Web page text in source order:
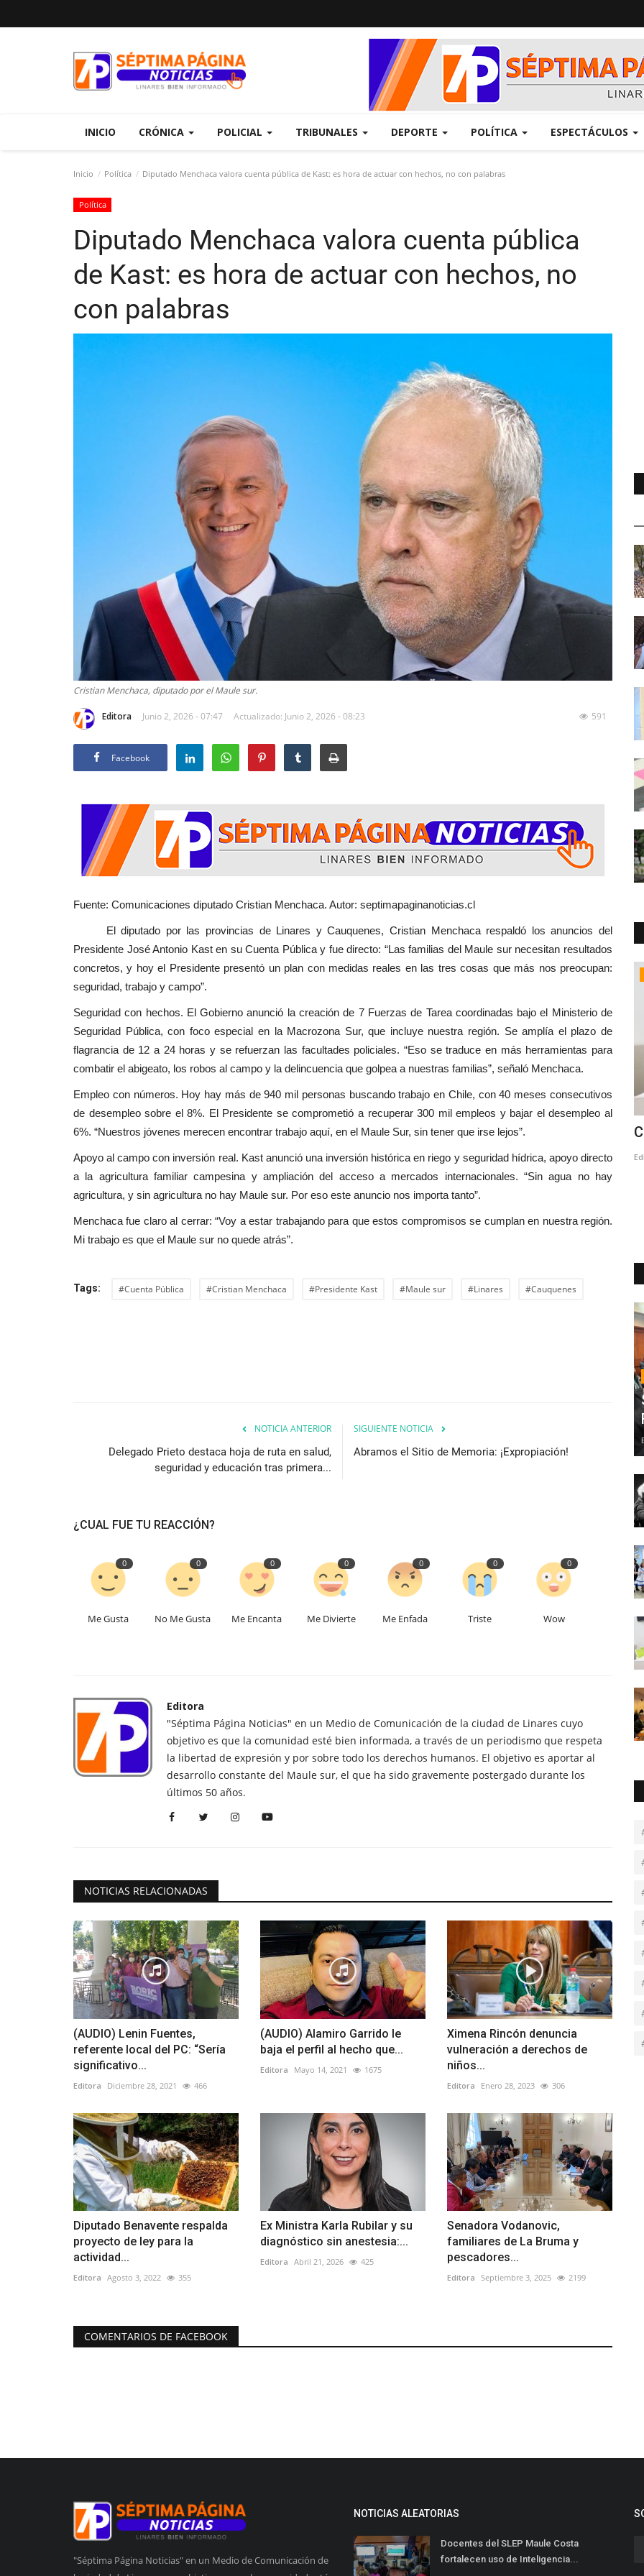
INICIO CRÓNICA POLICIAL TRIBUNALES DEPORTE POLÍTICA ESPECTÁCULOS
Inicio Política Diputado Menchaca valora cuenta pública de Kast: es hora de actuar con hechos, no con palabras
Política
Diputado Menchaca valora cuenta pública
de Kast: es hora de actuar con hechos, no
con palabras
Cristian Menchaca, diputado por el Maule sur.
Editora Junio 2, 2026 - 07:47 Actualizado: Junio 2, 2026 - 08:23 591
Facebook
Fuente: Comunicaciones diputado Cristian Menchaca. Autor: septimapaginanoticias.cl
El diputado por las provincias de Linares y Cauquenes, Cristian Menchaca respaldó los anuncios del
Presidente José Antonio Kast en su Cuenta Pública y fue directo: “Las familias del Maule sur necesitan resultados
concretos, y hoy el Presidente presentó un plan con medidas reales en las tres cosas que más nos preocupan:
seguridad, trabajo y campo”.
Seguridad con hechos. El Gobierno anunció la creación de 7 Fuerzas de Tarea coordinadas bajo el Ministerio de
Seguridad Pública, con foco especial en la Macrozona Sur, que incluye nuestra región. Se amplía el plazo de
flagrancia de 12 a 24 horas y se refuerzan las facultades policiales. “Eso se traduce en más herramientas para
combatir el abigeato, los robos al campo y la delincuencia que golpea a nuestras familias”, señaló Menchaca.
Empleo con números. Hoy hay más de 940 mil personas buscando trabajo en Chile, con 40 meses consecutivos
de desempleo sobre el 8%. El Presidente se comprometió a recuperar 300 mil empleos y bajar el desempleo al
6%. “Nuestros jóvenes merecen encontrar trabajo aquí, en el Maule Sur, sin tener que irse lejos”.
Apoyo al campo con inversión real. Kast anunció una inversión histórica en riego y seguridad hídrica, apoyo directo
a la agricultura familiar campesina y ampliación del acceso a mercados internacionales. “Sin agua no hay
agricultura, y sin agricultura no hay Maule sur. Por eso este anuncio nos importa tanto”.
Menchaca fue claro al cerrar: “Voy a estar trabajando para que estos compromisos se cumplan en nuestra región.
Mi trabajo es que el Maule sur no quede atrás”.
Tags: #Cuenta Pública #Cristian Menchaca #Presidente Kast #Maule sur #Linares #Cauquenes
NOTICIA ANTERIOR
Delegado Prieto destaca hoja de ruta en salud,
seguridad y educación tras primera...
SIGUIENTE NOTICIA
Abramos el Sitio de Memoria: ¡Expropiación!
¿CUAL FUE TU REACCIÓN?
0
Me Gusta
0
No Me Gusta
0
Me Encanta
0
Me Divierte
0
Me Enfada
0
Triste
0
Wow
Editora
"Séptima Página Noticias" en un Medio de Comunicación de la ciudad de Linares cuyo
objetivo es que la comunidad esté bien informada, a través de un periodismo que respeta
la libertad de expresión y por sobre todo los derechos humanos. El objetivo es aportar al
desarrollo constante del Maule sur, el que ha sido gravemente postergado durante los
últimos 50 años.
NOTICIAS RELACIONADAS
(AUDIO) Lenin Fuentes,
referente local del PC: “Sería
significativo...
Editora Diciembre 28, 2021 466
(AUDIO) Alamiro Garrido le
baja el perfil al hecho que...
Editora Mayo 14, 2021 1675
Ximena Rincón denuncia
vulneración a derechos de
niños...
Editora Enero 28, 2023 306
Diputado Benavente respalda
proyecto de ley para la
actividad...
Editora Agosto 3, 2022 355
Ex Ministra Karla Rubilar y su
diagnóstico sin anestesia:...
Editora Abril 21, 2026 425
Senadora Vodanovic,
familiares de La Bruma y
pescadores...
Editora Septiembre 3, 2025 2199
COMENTARIOS DE FACEBOOK
Deporte
Mindep-IND del Maule dio el vamos a
sus talleres sociales...
Editora Enero 25, 2026 721
La oferta programática del Mindep- IND de la región del
Maule también abarca jóvenes,...
Crónica
MINVU y SERVIU iniciaron evaluación
de viviendas con daños...
Editora Agosto 5, 2026 128
La Ficha 2 corresponde a una evaluación técnica que
considera una inspección visual...
"Séptima Página Noticias" en un Medio de Comunicación de
NOTICIAS ALEATORIAS
Docentes del SLEP Maule Costa
fortalecen uso de Inteligencia...